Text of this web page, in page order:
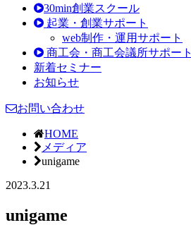
30min創業スクール
起業・創業サポート
web制作・運用サポート
商工会・商工会議所サポート
新着セミナー
お知らせ
お問い合わせ
HOME
メディア
unigame
2023.3.21
unigame